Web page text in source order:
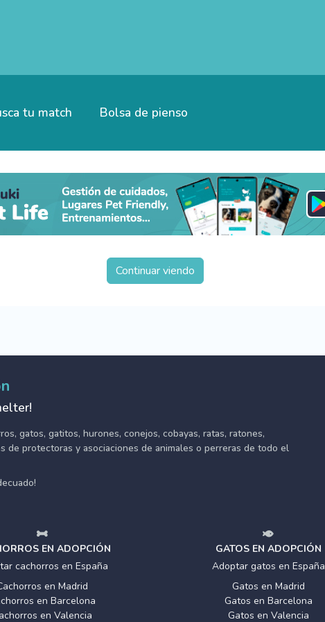
tu match Bolsa de pienso
Continuar viendo
gatos, gatitos, hurones, conejos, cobayas, ratas, ratones,
de protectoras y asociaciones de animales o perreras de todo el
EN ADOPCIÓN
cachorros en España
en Madrid
en Barcelona
en Valencia
GATOS EN ADOPCIÓN
Adoptar gatos en España
Gatos en Madrid
Gatos en Barcelona
Gatos en Valencia